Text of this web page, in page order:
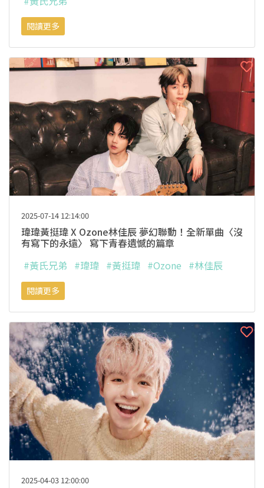
閱讀更多
2025-07-14 12:14:00
瑋瑋黃挺瑋 X Ozone林佳辰 夢幻聯動！全新單曲〈沒
有寫下的永遠〉 寫下青春遺憾的篇章
#黃氏兄弟 #瑋瑋 #黃挺瑋 #Ozone #林佳辰
閱讀更多
2025-04-03 12:00:00